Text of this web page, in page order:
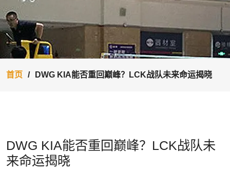
首页 DWG KIA能否重回巅峰？LCK战队未来命运揭晓
DWG KIA能否重回巅峰？LCK战队未
来命运揭晓